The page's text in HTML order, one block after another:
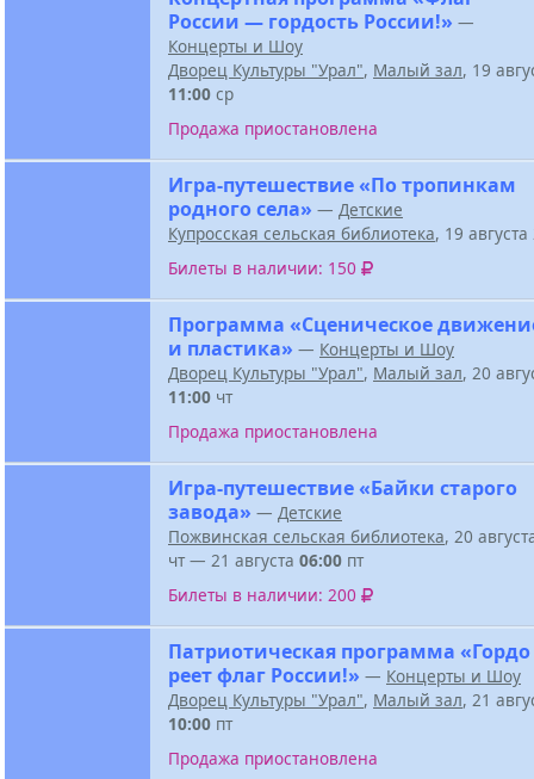
России — гордость России!» —
Концерты и Шоу
Дворец Культуры "Урал", Малый зал, 19
11:00 ср
Продажа приостановлена
Игра-путешествие «По тропинкам
родного села» — Детские
Купросская сельская библиотека, 19
Билеты в наличии: 150
Программа «Сценическое
и пластика» — Концерты и Шоу
Дворец Культуры "Урал", Малый зал, 20
11:00 чт
Продажа приостановлена
Игра-путешествие «Байки старого
завода» — Детские
Пожвинская сельская библиотека, 20
чт — 21 августа 06:00 пт
Билеты в наличии: 200
Патриотическая программа «Гордо
реет флаг России!» — Концерты и Шоу
Дворец Культуры "Урал", Малый зал, 21
10:00 пт
Продажа приостановлена